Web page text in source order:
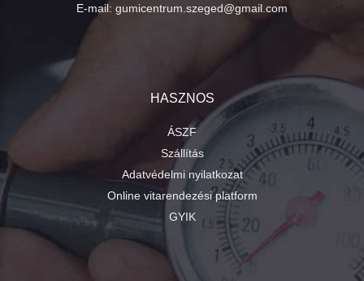
E-mail: gumicentrum.szeged@gmail.com
HASZNOS
ÁSZF
Szállítás
Adatvédelmi nyilatkozat
Online vitarendezési platform
GYIK